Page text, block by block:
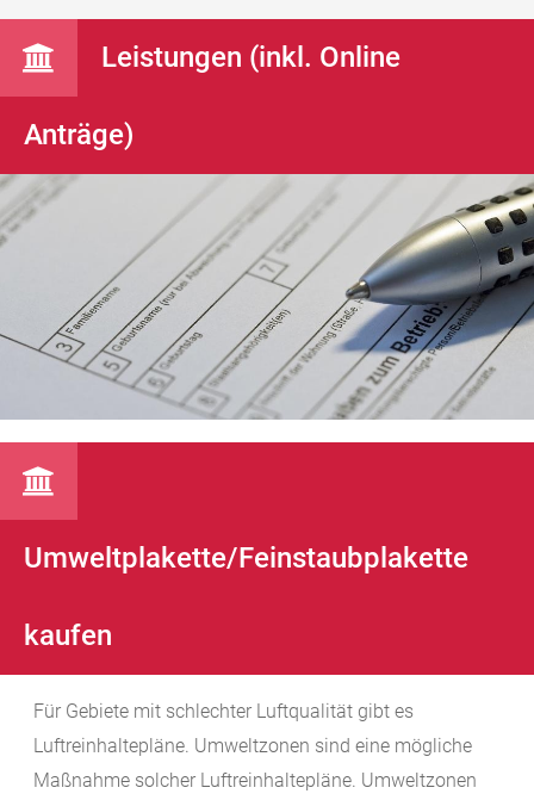
Leistungen (inkl. Online
Anträge)
Umweltplakette/Feinstaubplakette
kaufen
Für Gebiete mit schlechter Luftqualität gibt es
Luftreinhaltepläne. Umweltzonen sind eine mögliche
Maßnahme solcher Luftreinhaltepläne. Umweltzonen